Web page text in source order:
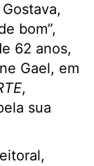
bom”,
62 anos,
Gael, em
,
sua